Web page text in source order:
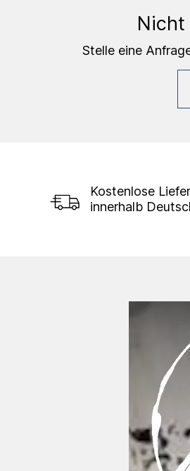
Nicht
Stelle eine
Kostenlose
innerhalb